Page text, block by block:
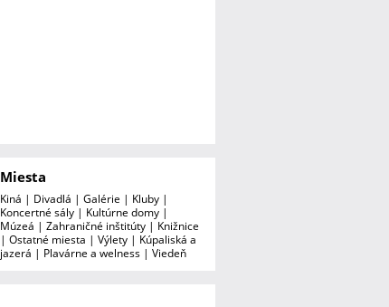
Miesta
Kiná | Divadlá | Galérie | Kluby |
Koncertné sály | Kultúrne domy |
Múzeá | Zahraničné inštitúty | Knižnice
| Ostatné miesta | Výlety | Kúpaliská a
jazerá | Plavárne a welness | Viedeň